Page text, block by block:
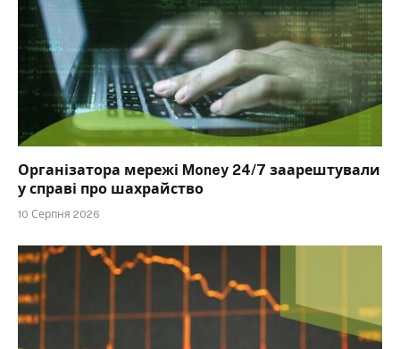
Організатора мережі Money 24/7 заарештували
у справі про шахрайство
10 Серпня 2026